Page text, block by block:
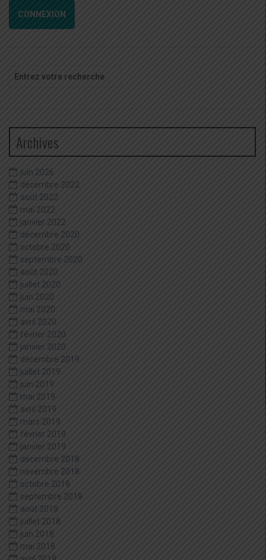
CONNEXION
pour
Archives
juin 2026
décembre 2022
août 2022
mai 2022
janvier 2022
décembre 2020
octobre 2020
septembre 2020
août 2020
juillet 2020
juin 2020
mai 2020
avril 2020
février 2020
janvier 2020
décembre 2019
juillet 2019
juin 2019
mai 2019
avril 2019
mars 2019
février 2019
janvier 2019
décembre 2018
novembre 2018
octobre 2018
septembre 2018
août 2018
juillet 2018
juin 2018
mai 2018